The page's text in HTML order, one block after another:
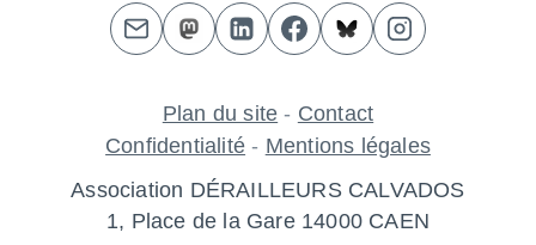
Plan du site - Contact
Confidentialité - Mentions légales
Association DÉRAILLEURS CALVADOS
1, Place de la Gare 14000 CAEN